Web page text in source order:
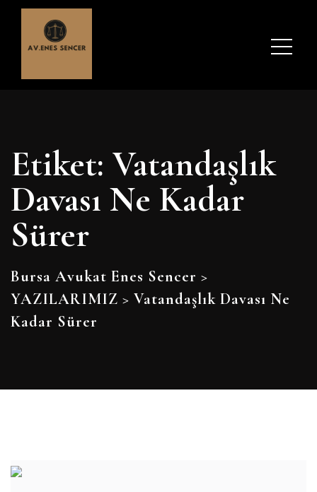
Etiket: Vatandaşlık
Davası Ne Kadar
Sürer
Bursa Avukat Enes Sencer >
YAZILARIMIZ > Vatandaşlık Davası Ne
Kadar Sürer